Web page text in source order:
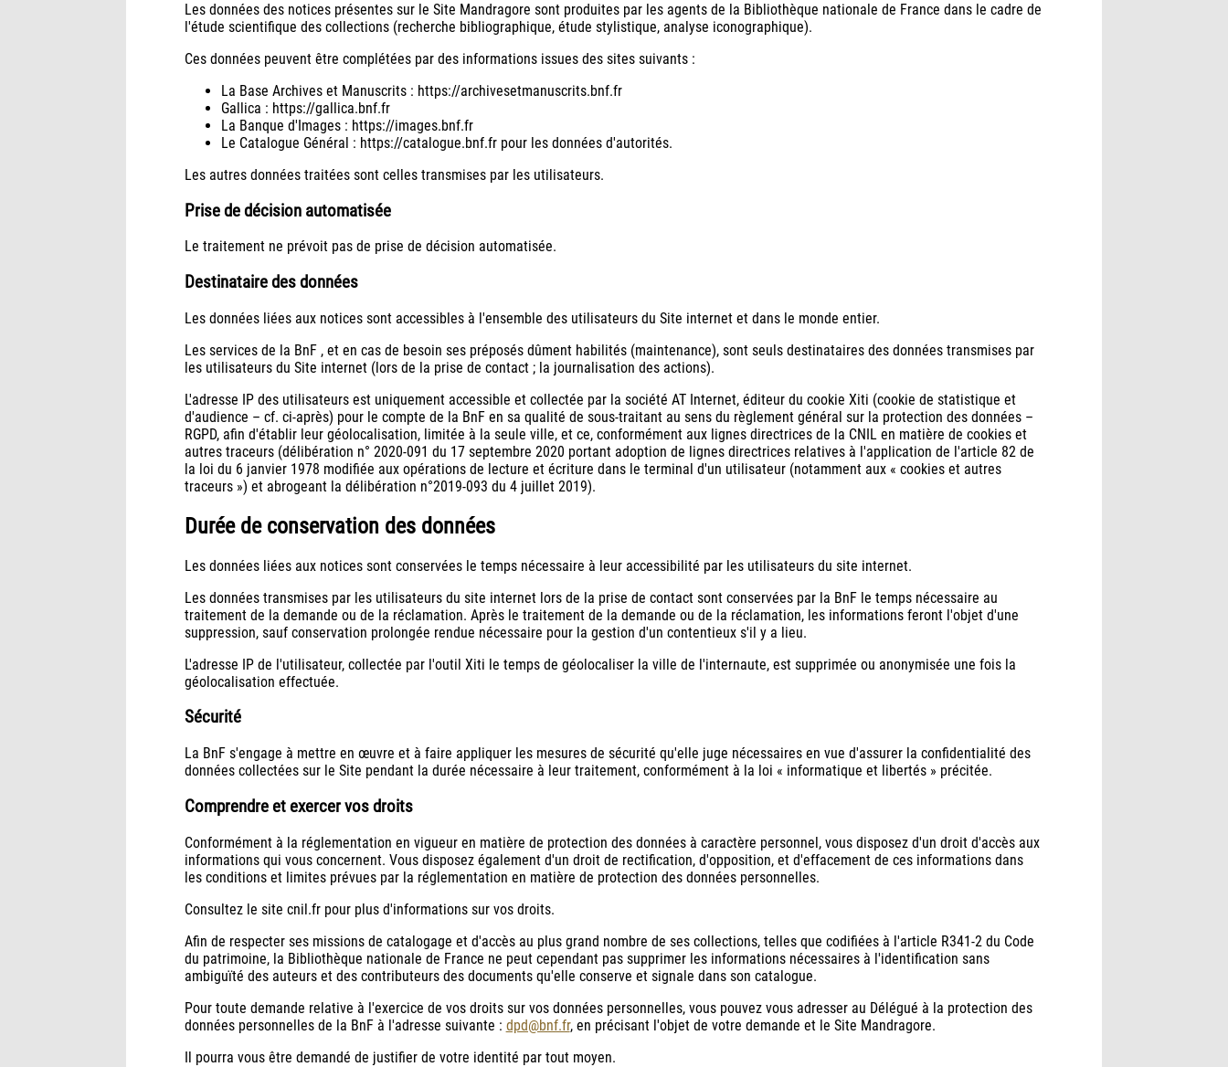
Les données des notices présentes sur le Site Mandragore sont produites par les agents de la Bibliothèque nationale de France dans le cadre de
l'étude scientifique des collections (recherche bibliographique, étude stylistique, analyse iconographique).
Ces données peuvent être complétées par des informations issues des sites suivants :
La Base Archives et Manuscrits : https://archivesetmanuscrits.bnf.fr
Gallica : https://gallica.bnf.fr
La Banque d'Images : https://images.bnf.fr
Le Catalogue Général : https://catalogue.bnf.fr pour les données d'autorités.
Les autres données traitées sont celles transmises par les utilisateurs.
Prise de décision automatisée
Le traitement ne prévoit pas de prise de décision automatisée.
Destinataire des données
Les données liées aux notices sont accessibles à l'ensemble des utilisateurs du Site internet et dans le monde entier.
Les services de la BnF , et en cas de besoin ses préposés dûment habilités (maintenance), sont seuls destinataires des données transmises par
les utilisateurs du Site internet (lors de la prise de contact ; la journalisation des actions).
L'adresse IP des utilisateurs est uniquement accessible et collectée par la société AT Internet, éditeur du cookie Xiti (cookie de statistique et
d'audience – cf. ci-après) pour le compte de la BnF en sa qualité de sous-traitant au sens du règlement général sur la protection des données –
RGPD, afin d'établir leur géolocalisation, limitée à la seule ville, et ce, conformément aux lignes directrices de la CNIL en matière de cookies et
autres traceurs (délibération n° 2020-091 du 17 septembre 2020 portant adoption de lignes directrices relatives à l'application de l'article 82 de
la loi du 6 janvier 1978 modifiée aux opérations de lecture et écriture dans le terminal d'un utilisateur (notamment aux « cookies et autres
traceurs ») et abrogeant la délibération n°2019-093 du 4 juillet 2019).
Durée de conservation des données
Les données liées aux notices sont conservées le temps nécessaire à leur accessibilité par les utilisateurs du site internet.
Les données transmises par les utilisateurs du site internet lors de la prise de contact sont conservées par la BnF le temps nécessaire au
traitement de la demande ou de la réclamation. Après le traitement de la demande ou de la réclamation, les informations feront l'objet d'une
suppression, sauf conservation prolongée rendue nécessaire pour la gestion d'un contentieux s'il y a lieu.
L'adresse IP de l'utilisateur, collectée par l'outil Xiti le temps de géolocaliser la ville de l'internaute, est supprimée ou anonymisée une fois la
géolocalisation effectuée.
Sécurité
La BnF s'engage à mettre en œuvre et à faire appliquer les mesures de sécurité qu'elle juge nécessaires en vue d'assurer la confidentialité des
données collectées sur le Site pendant la durée nécessaire à leur traitement, conformément à la loi « informatique et libertés » précitée.
Comprendre et exercer vos droits
Conformément à la réglementation en vigueur en matière de protection des données à caractère personnel, vous disposez d'un droit d'accès aux
informations qui vous concernent. Vous disposez également d'un droit de rectification, d'opposition, et d'effacement de ces informations dans
les conditions et limites prévues par la réglementation en matière de protection des données personnelles.
Consultez le site cnil.fr pour plus d'informations sur vos droits.
Afin de respecter ses missions de catalogage et d'accès au plus grand nombre de ses collections, telles que codifiées à l'article R341-2 du Code
du patrimoine, la Bibliothèque nationale de France ne peut cependant pas supprimer les informations nécessaires à l'identification sans
ambiguïté des auteurs et des contributeurs des documents qu'elle conserve et signale dans son catalogue.
Pour toute demande relative à l'exercice de vos droits sur vos données personnelles, vous pouvez vous adresser au Délégué à la protection des
données personnelles de la BnF à l'adresse suivante : dpd@bnf.fr, en précisant l'objet de votre demande et le Site Mandragore.
Il pourra vous être demandé de justifier de votre identité par tout moyen.